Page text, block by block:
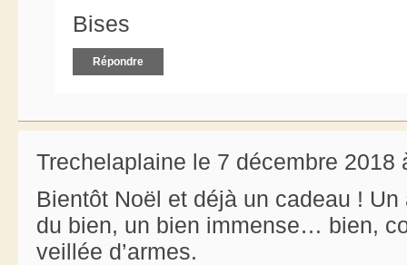
Bises
Répondre
Trechelaplaine le 7 décembre 2018
Bientôt Noël et déjà un cadeau !
du bien, un bien immense… bien,
veillée d’armes.